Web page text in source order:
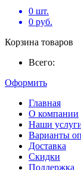
0 шт.
0 руб.
Корзина товаров
Всего:
Оформить
Главная
О компании
Наши
Варианты
Доставка
Скидки
Поддержка